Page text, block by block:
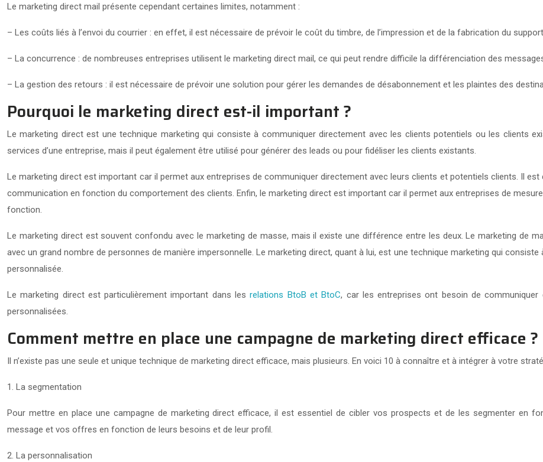
Le marketing direct mail présente cependant certaines limites, notamment :
– Les coûts liés à l’envoi du courrier : en effet, il est nécessaire de prévoir le coût du timbre, de l’impression et de la fabrication du
– La concurrence : de nombreuses entreprises utilisent le marketing direct mail, ce qui peut rendre difficile la différenciation des
– La gestion des retours : il est nécessaire de prévoir une solution pour gérer les demandes de désabonnement et les plaintes des
Pourquoi le marketing direct est-il important ?
Le marketing direct est une technique marketing qui consiste à communiquer directement avec les clients potentiels ou les clients
services d’une entreprise, mais il peut également être utilisé pour générer des leads ou pour fidéliser les clients existants.
Le marketing direct est important car il permet aux entreprises de communiquer directement avec leurs clients et potentiels clients. Il
communication en fonction du comportement des clients. Enfin, le marketing direct est important car il permet aux entreprises de
fonction.
Le marketing direct est souvent confondu avec le marketing de masse, mais il existe une différence entre les deux. Le marketing de
avec un grand nombre de personnes de manière impersonnelle. Le marketing direct, quant à lui, est une technique marketing qui
personnalisée.
Le marketing direct est particulièrement important dans lesrelations BtoB et BtoC, car les entreprises ont besoin de
personnalisées.
Comment mettre en place une campagne de marketing direct efficace ?
Il n’existe pas une seule et unique technique de marketing direct efficace, mais plusieurs. En voici 10 à connaître et à intégrer à votre
1. La segmentation
Pour mettre en place une campagne de marketing direct efficace, il est essentiel de cibler vos prospects et de les segmenter en
message et vos offres en fonction de leurs besoins et de leur profil.
2. La personnalisation